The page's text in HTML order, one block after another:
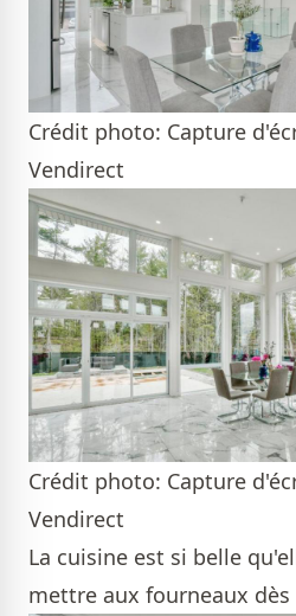
Crédit photo: Capture
Vendirect
Crédit photo: Capture
Vendirect
La cuisine est si belle
mettre aux fourneaux